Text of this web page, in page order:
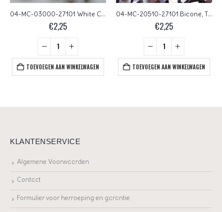
04-MC-03000-27101 White Chalk Capri Gold bicones 4 mm 50 stuks
€2,25
TOEVOEGEN AAN WINKELWAGEN
04-MC-20510-27101 Bicone, Tanzanite Capri Gold 4 mm. 50 Pc.
€2,25
TOEVOEGEN AAN WINKELWAGEN
KLANTENSERVICE
Algemene Voorwaarden
Contact
Formulier voor herroeping en garantie